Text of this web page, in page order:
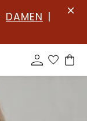
DAMEN |